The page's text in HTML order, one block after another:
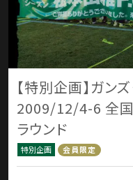
【特別企画】ガン
2009/12/4-6 全
ラウンド
特別企画 会員限定